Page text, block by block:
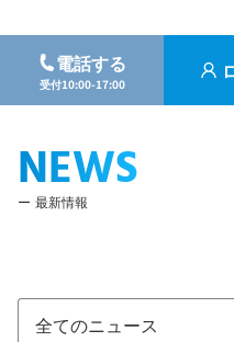
電話する
受付10:00-17:00
NEWS
最新情報
全てのニュース